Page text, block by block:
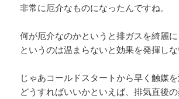
非常に厄介なものになったんですね。
何が厄介なのかというと排ガスを綺麗
というのは温まらないと効果を発揮しな
じゃあコールドスタートから早く触媒
どうすればいいかといえば、排気直後